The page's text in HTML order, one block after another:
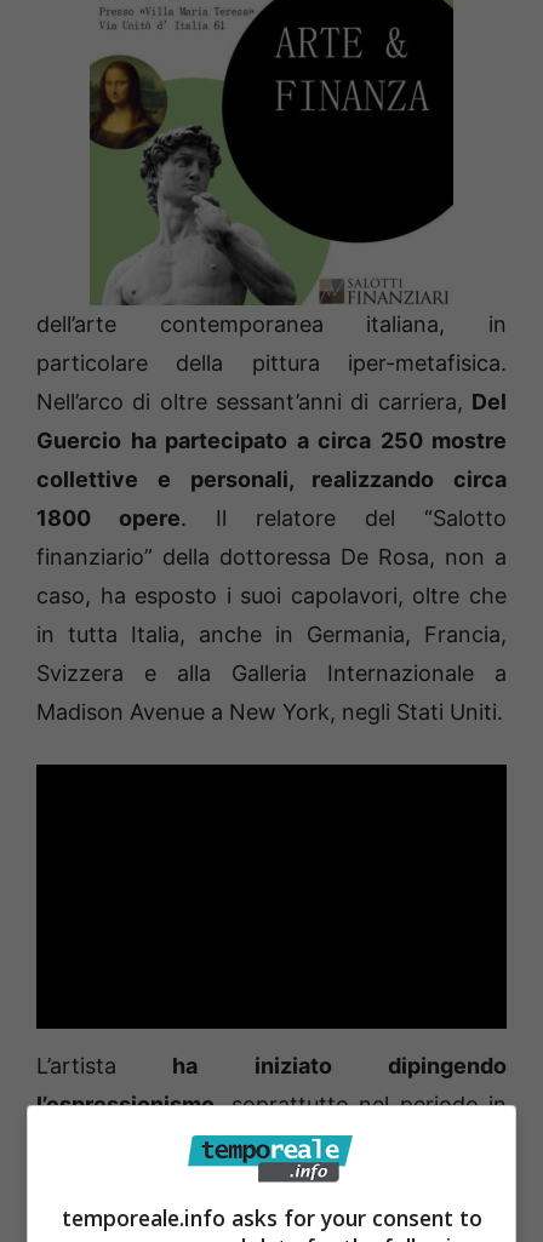
dell’arte contemporanea italiana, in
particolare della pittura iper-metafisica.
Nell’arco di oltre sessant’anni di carriera, Del
Guercio ha partecipato a circa 250 mostre
collettive e personali, realizzando circa
1800 opere. Il relatore del “Salotto
finanziario” della dottoressa De Rosa, non a
caso, ha esposto i suoi capolavori, oltre che
in tutta Italia, anche in Germania, Francia,
Svizzera e alla Galleria Internazionale a
Madison Avenue a New York, negli Stati Uniti.
L’artista ha iniziato dipingendo
l’espressionismo, soprattutto nel periodo in
cui ha vissuto in Germania, tra il 1965 ed il
1998) al punto che molti critici lo hanno
definito un autorevole erede del pittore
temporeale.info asks for your consent to